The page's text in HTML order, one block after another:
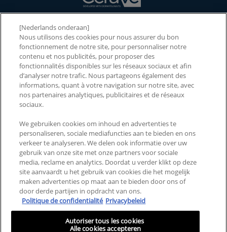
NOS PRODUITS
NOS INGRÉDIENTS
NOTRE MARQUE
2026 CERAWARDS
CONTACTEZ-NOUS PAYS ET RÉGIONS
ACCESSIBILITÉ
MENTIONS LÉGALES
POLITIQUE DE
CONFIDENTIALITÉ
CONDITIONS GÉNÉRALES
GESTION DES COOKIES
[Nederlands onderaan]
Nous utilisons des cookies pour nous assurer du bon
fonctionnement de notre site, pour personnaliser notre
contenu et nos publicités, pour proposer des
fonctionnalités disponibles sur les réseaux sociaux et afin
d’analyser notre trafic. Nous partageons également des
informations, quant à votre navigation sur notre site, avec
nos partenaires analytiques, publicitaires et de réseaux
sociaux.
We gebruiken cookies om inhoud en advertenties te
personaliseren, sociale mediafuncties aan te bieden en ons
verkeer te analyseren. We delen ook informatie over uw
gebruik van onze site met onze partners voor sociale
media, reclame en analytics. Doordat u verder klikt op deze
site aanvaardt u het gebruik van cookies die het mogelijk
maken advertenties op maat aan te bieden door ons of
door derde partijen in opdracht van ons.
Politique de confidentialité Privacybeleid
Autoriser tous les cookies
Alle cookies accepteren